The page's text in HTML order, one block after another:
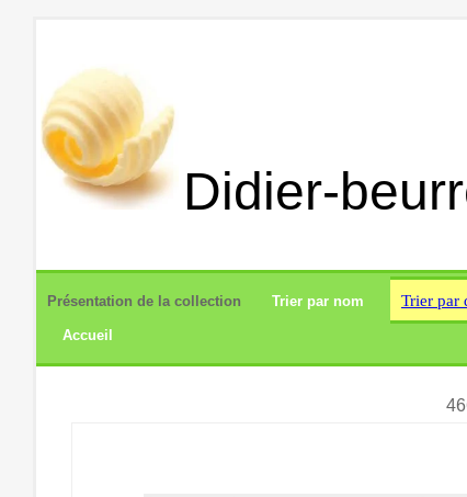
Didier-
Présentation de la collection Trier par nom Trier par
Accueil